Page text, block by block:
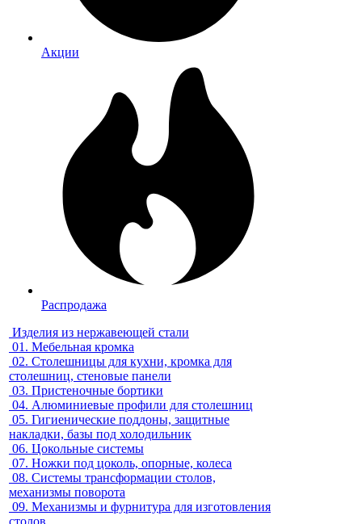
Акции
Распродажа
Изделия из нержавеющей стали
01. Мебельная кромка
02. Столешницы для кухни, кромка для
столешниц, стеновые панели
03. Пристеночные бортики
04. Алюминиевые профили для столешниц
05. Гигиенические поддоны, защитные
накладки, базы под холодильник
06. Цокольные системы
07. Ножки под цоколь, опорные, колеса
08. Системы трансформации столов,
механизмы поворота
09. Механизмы и фурнитура для изготовления
столов